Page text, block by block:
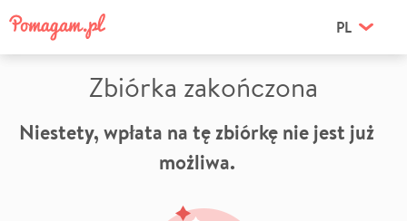
PL
Zbiórka zakończona
Niestety, wpłata na tę zbiórkę nie jest już
możliwa.